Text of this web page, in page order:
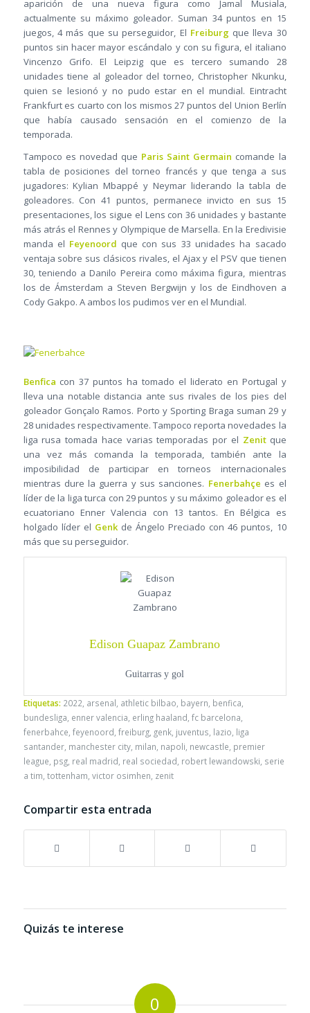
aparición de una nueva figura como Jamal Musiala,
actualmente su máximo goleador. Suman 34 puntos en 15
juegos, 4 más que su perseguidor, El Freiburgque lleva 30
puntos sin hacer mayor escándalo y con su figura, el italiano
Vincenzo Grifo. El Leipzig que es tercero sumando 28
unidades tiene al goleador del torneo, Christopher Nkunku,
quien se lesionó y no pudo estar en el mundial. Eintracht
Frankfurt es cuarto con los mismos 27 puntos del Union Berlín
que había causado sensación en el comienzo de la
temporada.
Tampoco es novedad que Paris Saint Germain comande la
tabla de posiciones del torneo francés y que tenga a sus
jugadores: Kylian Mbappé y Neymar liderando la tabla de
goleadores. Con 41 puntos, permanece invicto en sus 15
presentaciones, los sigue el Lens con 36 unidades y bastante
más atrás el Rennes y Olympique de Marsella. En la Eredivisie
manda el Feyenoord que con sus 33 unidades ha sacado
ventaja sobre sus clásicos rivales, el Ajax y el PSV que tienen
30, teniendo a Danilo Pereira como máxima figura, mientras
los de Ámsterdam a Steven Bergwijn y los de Eindhoven a
Cody Gakpo. A ambos los pudimos ver en el Mundial.
Benfica con 37 puntos ha tomado el liderato en Portugal y
lleva una notable distancia ante sus rivales de los pies del
goleador Gonçalo Ramos. Porto y Sporting Braga suman 29 y
28 unidades respectivamente. Tampoco reporta novedades la
liga rusa tomada hace varias temporadas por el Zenitque
una vez más comanda la temporada, también ante la
imposibilidad de participar en torneos internacionales
mientras dure la guerra y sus sanciones. Fenerbahçe es el
líder de la liga turca con 29 puntos y su máximo goleador es el
ecuatoriano Enner Valencia con 13 tantos. En Bélgica es
holgado líder el Genkde Ángelo Preciado con 46 puntos, 10
más que su perseguidor.
Edison Guapaz Zambrano
Guitarras y gol
Etiquetas: 2022 arsenal athletic bilbao bayern benfica
bundesliga enner valencia erling haaland fc barcelona
fenerbahce feyenoord freiburg, genk, juventus lazio liga
santander, manchester city, milan napoli newcastle premier
league psg, real madrid real sociedad robert lewandowski serie
a tim tottenham victor osimhen zenit
Compartir esta entrada
Quizás te interese
0